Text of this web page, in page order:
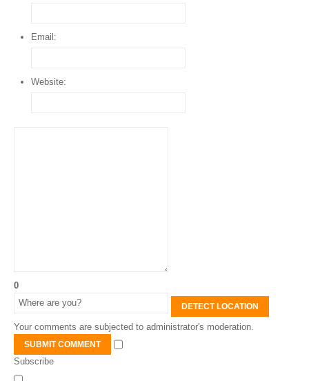
Email:
Website:
0
DETECT LOCATION
Your comments are subjected to administrator's moderation.
SUBMIT COMMENT
Subscribe